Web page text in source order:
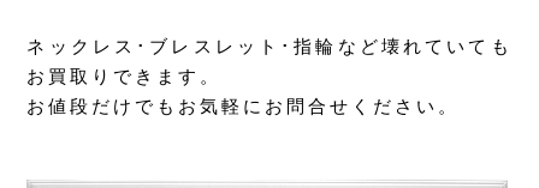
ネックレス･ブレスレット･指輪など壊れていても
お買取りできます。
お値段だけでもお気軽にお問合せください。